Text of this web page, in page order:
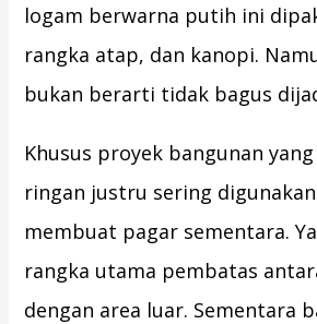
logam berwarna putih ini
rangka atap, dan kanopi.
bukan berarti tidak bagus
Khusus proyek bangunan
ringan justru sering
membuat pagar sementara.
rangka utama pembatas
dengan area luar. Sementara